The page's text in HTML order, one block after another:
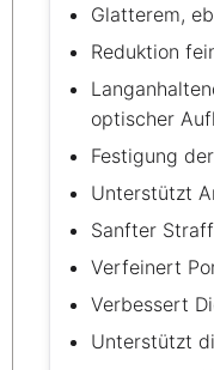
Glatterem,
Reduktion
optischer
Festigung
Unterstützt
Sanfter
Verfeinert
Verbessert
Unterstützt